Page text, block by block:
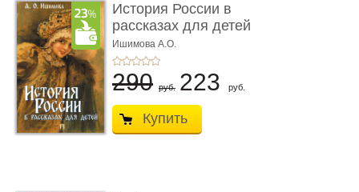
История России в
рассказах для детей
Ишимова А.О.
290 руб. 223 руб.
Купить